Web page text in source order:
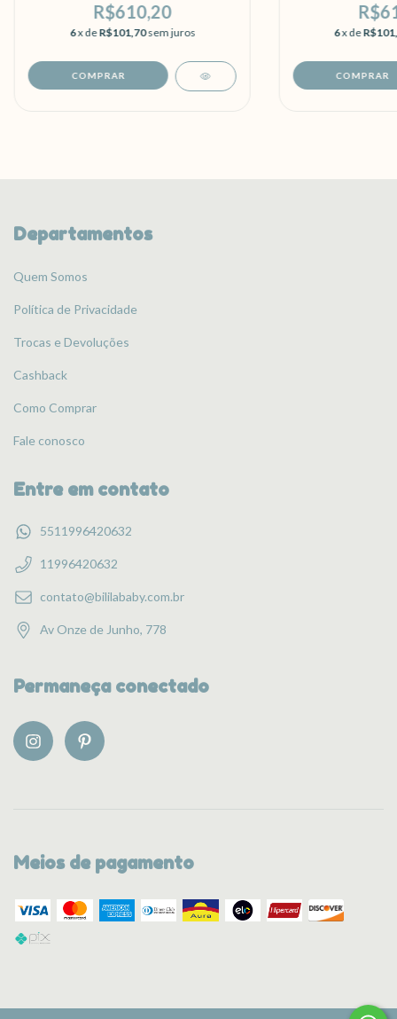
R$610,20
6x deR$101,70sem juros
COMPRAR
6x de
COMPRAR
Departamentos
Quem Somos
Política de Privacidade
Trocas e Devoluções
Cashback
Como Comprar
Fale conosco
Entre em contato
5511996420632
11996420632
contato@bililababy.com.br
Av Onze de Junho, 778
Permaneça conectado
Meios de pagamento